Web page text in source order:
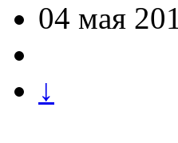
04 мая
↓